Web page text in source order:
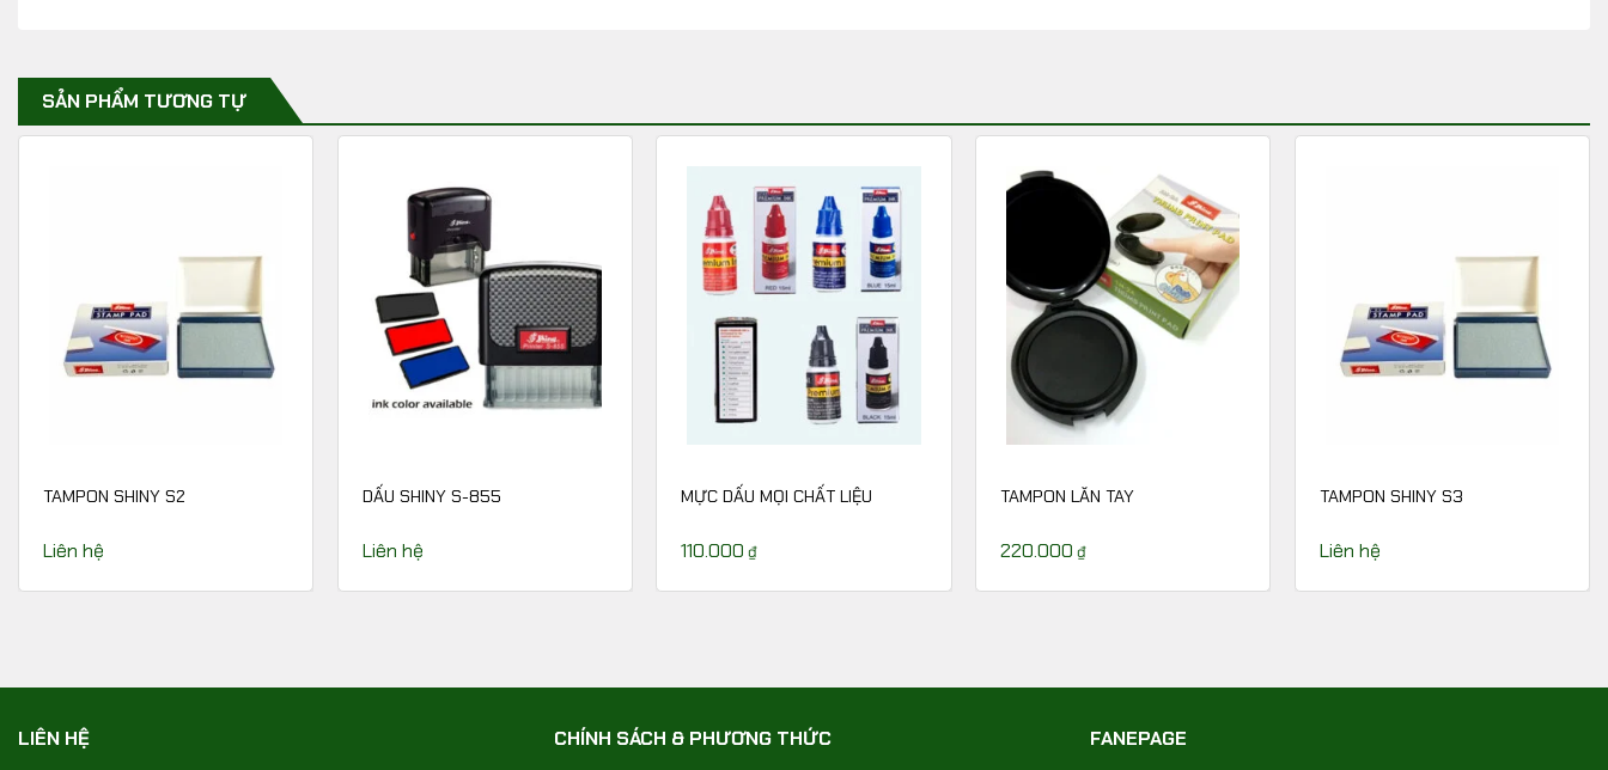
SẢN PHẨM TƯƠNG TỰ
TAMPON SHINY S2
Liên hệ
DẤU SHINY S-855
Liên hệ
MỰC DẤU MỌI CHẤT LIỆU
110.000 ₫
TAMPON LĂN TAY
220.000 ₫
TAMPON SHINY S3
Liên hệ
LIÊN HỆ CHÍNH SÁCH & PHƯƠNG THỨC FANEPAGE